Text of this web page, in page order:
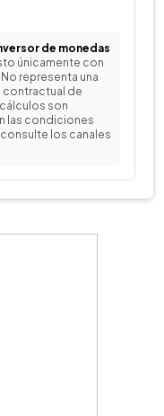
de monedas
únicamente con
representa una
contractual de
son
las condiciones
los canales